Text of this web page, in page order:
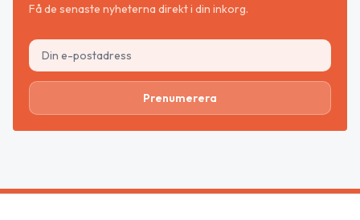
Få de senaste nyheterna direkt i din inkorg.
Prenumerera